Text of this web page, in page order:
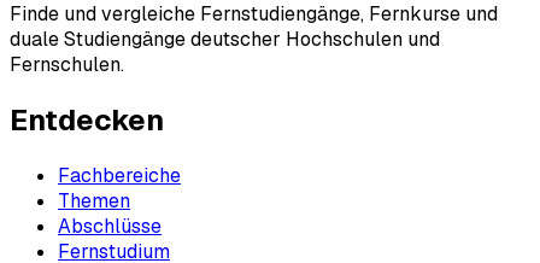
Finde und vergleiche Fernstudiengänge, Fernkurse und
duale Studiengänge deutscher Hochschulen und
Fernschulen.
Entdecken
Fachbereiche
Themen
Abschlüsse
Fernstudium